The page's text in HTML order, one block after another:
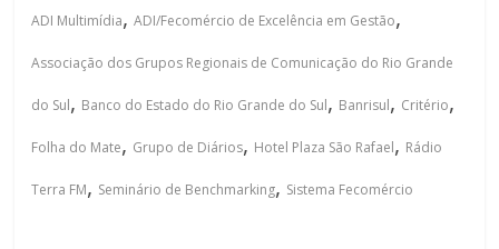
ADI Multimídia,ADI/Fecomércio de Excelência em Gestão,
Associação dos Grupos Regionais de Comunicação do Rio Grande
do Sul, Banco do Estado do Rio Grande do Sul, Banrisul, Critério,
Folha do Mate, Grupo de Diários, Hotel Plaza São Rafael, Rádio
Terra FM, Seminário de Benchmarking, Sistema Fecomércio